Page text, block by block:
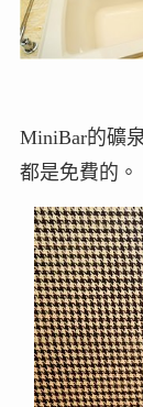
MiniBar的礦
都是免費的。